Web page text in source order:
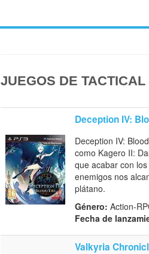
JUEGOS DE
Deception IV:
Deception IV:
como Kagero II:
que acabar con
enemigos nos
plátano.
Género: Action-
Fecha de
Valkyria